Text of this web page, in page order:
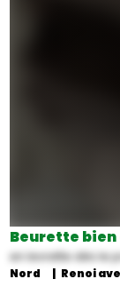
Beurette
en levrette dès le
Nord Renoi